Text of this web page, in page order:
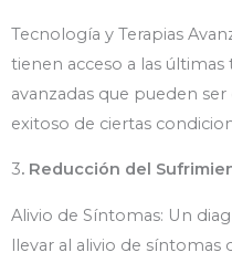
Tecnología y Terapias
tienen acceso a las
avanzadas que pueden
exitoso de ciertas
3. Reducción del
Alivio de Síntomas: Un
llevar al alivio de síntomas